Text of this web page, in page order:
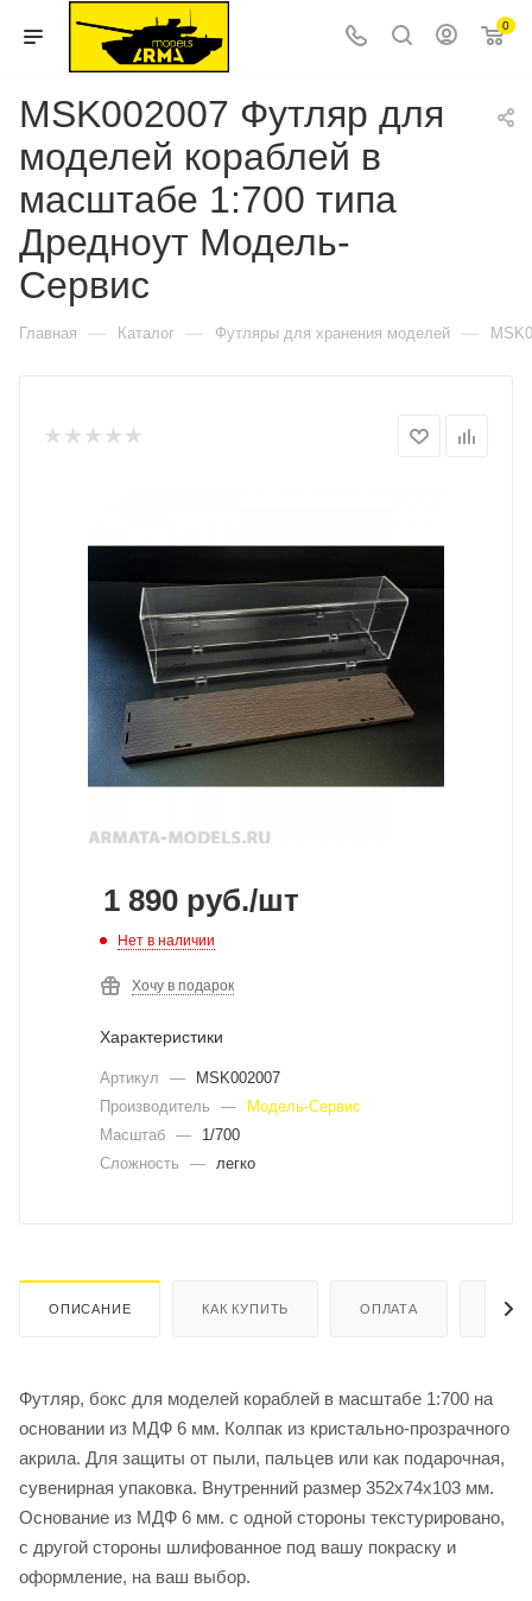
0
MSK002007 Футляр для
моделей кораблей в
масштабе 1:700 типа
Дредноут Модель-
Сервис
Главная — Каталог — Футляры для хранения моделей —
1 890 руб./шт
Нет в наличии
Хочу в подарок
Характеристики
Артикул —
MSK002007
Производитель
—
Модель-Сервис
Масштаб —
1/700
Сложность
— легко
ОПИСАНИЕ КАК КУПИТЬ ОПЛАТА
Футляр, бокс для моделей кораблей в масштабе 1:700 на
основании из МДФ 6 мм. Колпак из кристально-прозрачного
акрила. Для защиты от пыли, пальцев или как подарочная,
сувенирная упаковка. Внутренний размер 352х74х103 мм.
Основание из МДФ 6 мм. с одной стороны текстурировано,
с другой стороны шлифованное под вашу покраску и
оформление, на ваш выбор.